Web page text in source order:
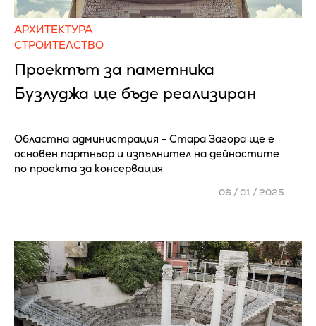
АРХИТЕКТУРА
СТРОИТЕЛСТВО
Проектът за паметника
Бузлуджа ще бъде реализиран
Областна администрация - Стара Загора ще е
основен партньор и изпълнител на дейностите
по проекта за консервация
06 / 01 / 2025